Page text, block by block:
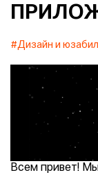
#Дизайн и
Всем привет!